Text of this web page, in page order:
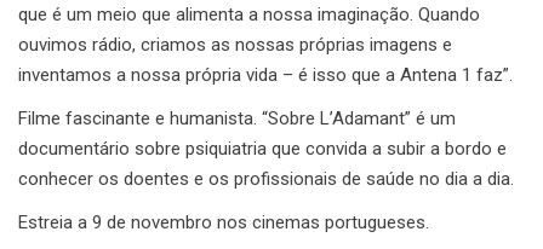
que é um meio que alimenta a nossa imaginação. Quando
ouvimos rádio, criamos as nossas próprias imagens e
inventamos a nossa própria vida – é isso que a Antena 1 faz”.
Filme fascinante e humanista. “Sobre L’Adamant” é um
documentário sobre psiquiatria que convida a subir a bordo e
conhecer os doentes e os profissionais de saúde no dia a dia.
Estreia a 9 de novembro nos cinemas portugueses.